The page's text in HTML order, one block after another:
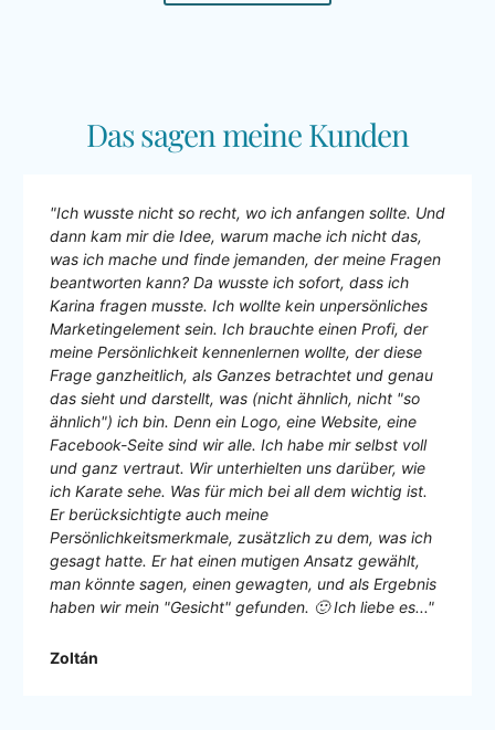
Das sagen meine Kunden
"Ich wusste nicht so recht, wo ich anfangen sollte. Und
dann kam mir die Idee, warum mache ich nicht das,
was ich mache und finde jemanden, der meine Fragen
beantworten kann? Da wusste ich sofort, dass ich
Karina fragen musste. Ich wollte kein unpersönliches
Marketingelement sein. Ich brauchte einen Profi, der
meine Persönlichkeit kennenlernen wollte, der diese
Frage ganzheitlich, als Ganzes betrachtet und genau
das sieht und darstellt, was (nicht ähnlich, nicht "so
ähnlich") ich bin. Denn ein Logo, eine Website, eine
Facebook-Seite sind wir alle. Ich habe mir selbst voll
und ganz vertraut. Wir unterhielten uns darüber, wie
ich Karate sehe. Was für mich bei all dem wichtig ist.
Er berücksichtigte auch meine
Persönlichkeitsmerkmale, zusätzlich zu dem, was ich
gesagt hatte. Er hat einen mutigen Ansatz gewählt,
man könnte sagen, einen gewagten, und als Ergebnis
haben wir mein "Gesicht" gefunden. 🙂 Ich liebe es..."
Zoltán